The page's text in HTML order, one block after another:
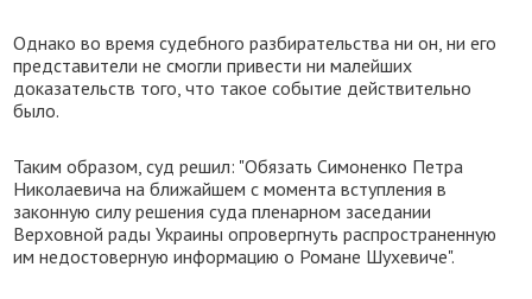
Однако во время судебного разбирательства ни он, ни его
представители не смогли привести ни малейших
доказательств того, что такое событие действительно
было.
Таким образом, суд решил: "Обязать Симоненко Петра
Николаевича на ближайшем с момента вступления в
законную силу решения суда пленарном заседании
Верховной рады Украины опровергнуть распространенную
им недостоверную информацию о Романе Шухевиче".